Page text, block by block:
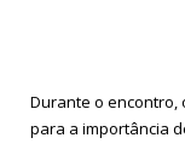
Durante o encontro,
para a importância